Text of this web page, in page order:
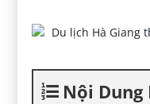
Nội Dung